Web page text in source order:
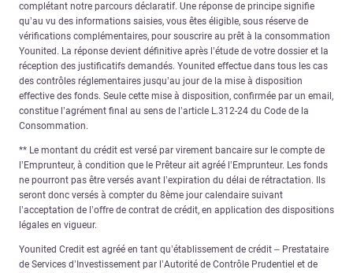
complétant notre parcours déclaratif. Une réponse de principe signifie
qu’au vu des informations saisies, vous êtes éligible, sous réserve de
vérifications complémentaires, pour souscrire au prêt à la consommation
Younited. La réponse devient définitive après l’étude de votre dossier et la
réception des justificatifs demandés. Younited effectue dans tous les cas
des contrôles réglementaires jusqu’au jour de la mise à disposition
effective des fonds. Seule cette mise à disposition, confirmée par un email,
constitue l’agrément final au sens de l’article L.312-24 du Code de la
Consommation.
** Le montant du crédit est versé par virement bancaire sur le compte de
l’Emprunteur, à condition que le Prêteur ait agréé l’Emprunteur. Les fonds
ne pourront pas être versés avant l’expiration du délai de rétractation. Ils
seront donc versés à compter du 8ème jour calendaire suivant
l’acceptation de l’offre de contrat de crédit, en application des dispositions
légales en vigueur.
Younited Credit est agréé en tant qu’établissement de crédit – Prestataire
de Services d’Investissement par l’Autorité de Contrôle Prudentiel et de